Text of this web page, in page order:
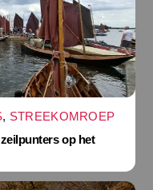
, STREEKOMROEP
op het